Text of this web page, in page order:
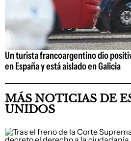
Un turista francoargentino dio
en España y está aislado en Galicia
MÁS NOTICIAS DE
UNIDOS